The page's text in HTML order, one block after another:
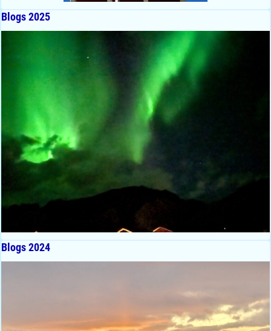
Blogs 2025
Blogs 2024